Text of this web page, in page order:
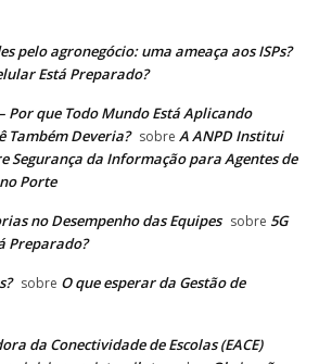
pelo agronegócio: uma ameaça aos ISPs?
Está Preparado?
Por que Todo Mundo Está Aplicando
Também Deveria? sobre A ANPD Institui
Segurança da Informação para Agentes de
Porte
no Desempenho das Equipes sobre 5G
Preparado?
sobre O que esperar da Gestão de
da Conectividade de Escolas (EACE)